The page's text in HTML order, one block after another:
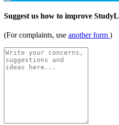
Suggest us how to improve
(For complaints, use another form )